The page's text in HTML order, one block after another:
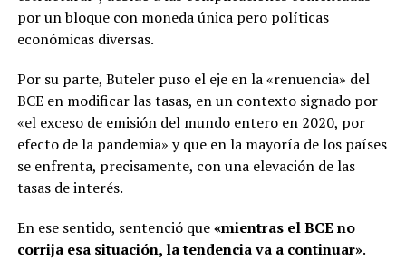
por un bloque con moneda única pero políticas
económicas diversas.
Por su parte, Buteler puso el eje en la «renuencia» del
BCE en modificar las tasas, en un contexto signado por
«el exceso de emisión del mundo entero en 2020, por
efecto de la pandemia» y que en la mayoría de los países
se enfrenta, precisamente, con una elevación de las
tasas de interés.
En ese sentido, sentenció que«mientras el BCE no
corrija esa situación, la tendencia va a continuar».